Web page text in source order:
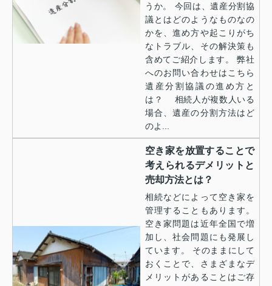
うか。 今回は、遺産分割協
議とはどのようなものなの
かを、進め方や起こりがち
なトラブル、その解決策も
含めてご紹介します。 弊社
へのお問い合わせはこちら
遺産分割協議の進め方と
は？ 相続人が複数人いる
場合、遺産の分割方法はど
のよ...
空き家を放置することで
考えられるデメリットと
売却方法とは？
相続などによって空き家を
管理することもあります。
空き家問題は近年全国で増
加し、社会問題にも発展し
ています。 そのままにして
おくことで、さまざまなデ
メリットがあることはご存